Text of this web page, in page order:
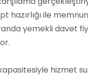
hazırlığı ile
yemekli davet
hizmet